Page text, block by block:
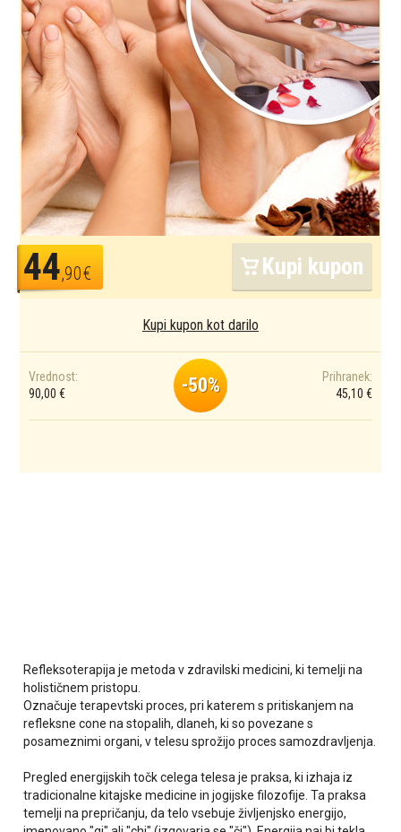
44,90€ Kupi kupon
Kupi kupon kot darilo
Vrednost:
90,00 €
-50%
Prihranek:
45,10 €
Refleksoterapija je metoda v zdravilski medicini, ki temelji na
holističnem pristopu.
Označuje terapevtski proces, pri katerem s pritiskanjem na
refleksne cone na stopalih, dlaneh, ki so povezane s
posameznimi organi, v telesu sprožijo proces samozdravljenja.
Pregled energijskih točk celega telesa je praksa, ki izhaja iz
tradicionalne kitajske medicine in jogijske filozofije. Ta praksa
temelji na prepričanju, da telo vsebuje življenjsko energijo,